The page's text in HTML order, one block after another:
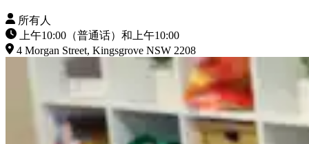
所有人
上午10:00（普通话）和上午10:00
4 Morgan Street, Kingsgrove NSW 2208